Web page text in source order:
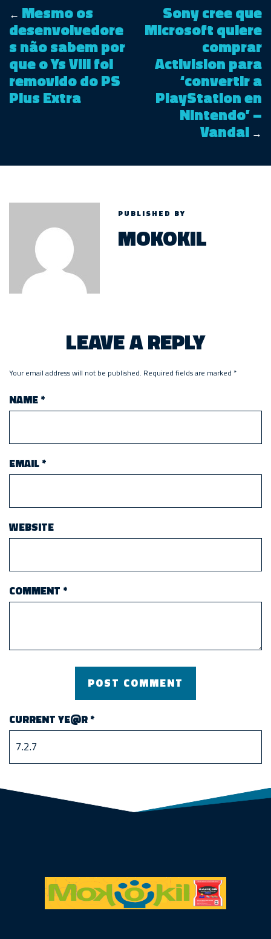
← Mesmo os
desenvolvedore
s não sabem por
que o Ys VIII foi
removido do PS
Plus Extra
Sony cree que
Microsoft quiere
comprar
Activision para
‘convertir a
PlayStation en
Nintendo’ –
Vandal →
PUBLISHED BY
MOKOKIL
LEAVE A REPLY
Your email address will not be published. Required fields are marked *
NAME*
EMAIL*
WEBSITE
COMMENT *
CURRENT YE@R*